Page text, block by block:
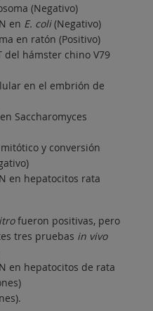
(Negativo)
en E. coli(Negativo)
en ratón (Positivo)
del hámster chino V79
en el embrión de
Saccharomyces
y conversión
en hepatocitos rata
fueron positivas, pero
tres pruebas in vivo
en hepatocitos de rata